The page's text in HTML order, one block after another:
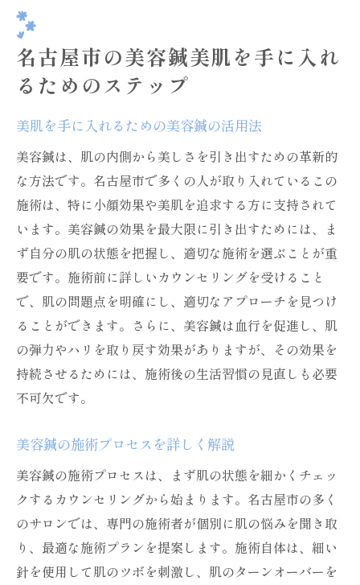
名古屋市の美容鍼美肌を手に入れ
るためのステップ
美肌を手に入れるための美容鍼の活用法
美容鍼は、肌の内側から美しさを引き出すための革新的
な方法です。名古屋市で多くの人が取り入れているこの
施術は、特に小顔効果や美肌を追求する方に支持されて
います。美容鍼の効果を最大限に引き出すためには、ま
ず自分の肌の状態を把握し、適切な施術を選ぶことが重
要です。施術前に詳しいカウンセリングを受けること
で、肌の問題点を明確にし、適切なアプローチを見つけ
ることができます。さらに、美容鍼は血行を促進し、肌
の弾力やハリを取り戻す効果がありますが、その効果を
持続させるためには、施術後の生活習慣の見直しも必要
不可欠です。
美容鍼の施術プロセスを詳しく解説
美容鍼の施術プロセスは、まず肌の状態を細かくチェッ
クするカウンセリングから始まります。名古屋市の多く
のサロンでは、専門の施術者が個別に肌の悩みを聞き取
り、最適な施術プランを提案します。施術自体は、細い
針を使用して肌のツボを刺激し、肌のターンオーバーを